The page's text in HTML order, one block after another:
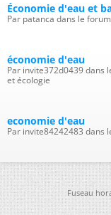
Économie d'eau et
Par patanca dans le
économie d'eau
Par invite372d0439 dans
et écologie
economie d'eau
Par invite84242483 dans
Fuseau